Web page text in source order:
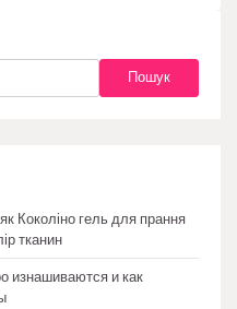
Пошук
Коколіно гель для прання
тканин
изнашиваются и как